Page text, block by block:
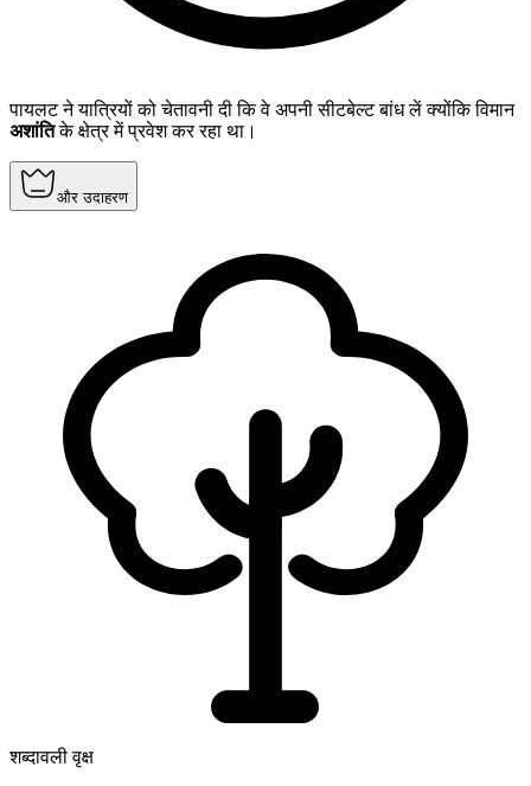
पायलट ने यात्रियों को चेतावनी दी कि वे अपनी सीटबेल्ट बांध लें क्योंकि विमान
अशांतिके क्षेत्र में प्रवेश कर रहा था।
और उदाहरण
शब्दावली वृक्ष